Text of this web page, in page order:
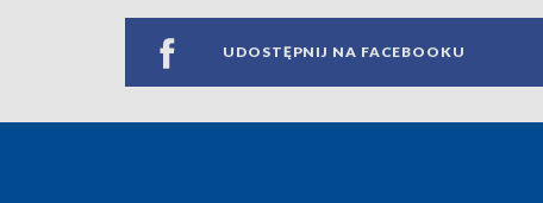
UDOSTĘPNIJ NA FACEBOOKU